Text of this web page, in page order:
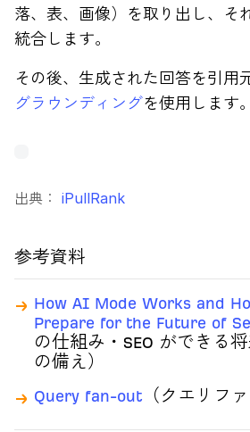
落、表、画像）を取り出し、そ
統合します。
その後、生成された回答を引用
グラウンディングを使用します。
出典： iPullRank
参考資料
How AI Mode Works and
Prepare for the Future of
の仕組み・SEO ができる
の備え）
Query fan-out （クエリフ